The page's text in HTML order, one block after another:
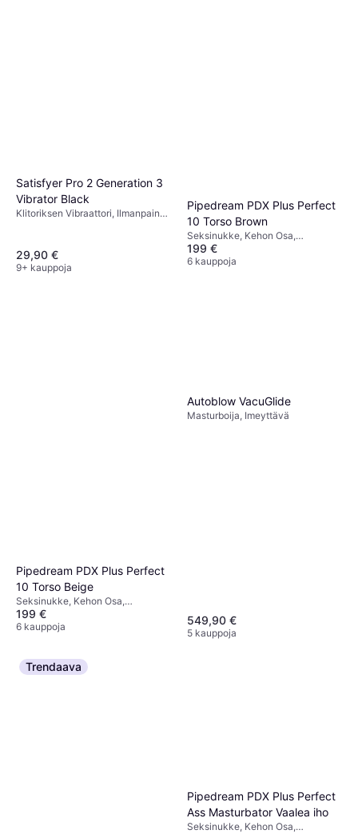
Satisfyer Pro 2 Generation 3
Vibrator Black
Klitoriksen Vibraattori, Ilmanpaine
Ilmanpaine, Ftalaatiton,
Vedenpitävä, Sovelluksella
ohjattava, Hiljainen, Värisevä
29,90 €
9+ kauppoja
Pipedream PDX Plus Perfect
10 Torso Brown
Seksinukke, Kehon Osa,
Realistinen
199 €
6 kauppoja
Pipedream PDX Plus Perfect
10 Torso Beige
Seksinukke, Kehon Osa,
Realistinen
199 €
6 kauppoja
Autoblow VacuGlide
Masturboija, Imeyttävä
549,90 €
5 kauppoja
Trendaava
Pipedream PDX Plus Perfect
Ass Masturbator Vaalea iho
Seksinukke, Kehon Osa,